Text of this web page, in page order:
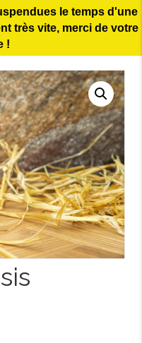
le temps d'une
très vite, merci de votre
!